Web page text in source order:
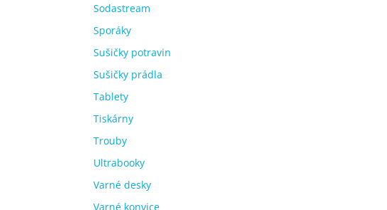
Sodastream
Sporáky
Sušičky potravin
Sušičky prádla
Tablety
Tiskárny
Trouby
Ultrabooky
Varné desky
Varné konvice